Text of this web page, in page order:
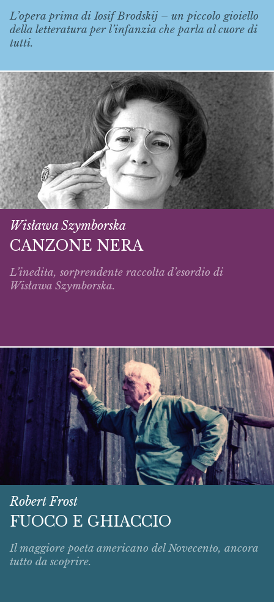
L’opera prima di Iosif Brodskij – un piccolo gioiello
della letteratura per l’infanzia che parla al cuore di
tutti.
Wisława Szymborska
CANZONE NERA
L’inedita, sorprendente raccolta d’esordio di
Wisława Szymborska.
Robert Frost
FUOCO E GHIACCIO
Il maggiore poeta americano del Novecento, ancora
tutto da scoprire.